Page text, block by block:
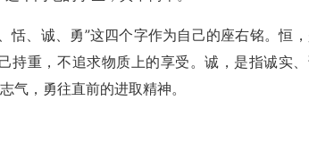
恬、诚、勇”这四个字作为自己的座右铭。恒
持重，不追求物质上的享受。诚，是指诚实
气，勇往直前的进取精神。